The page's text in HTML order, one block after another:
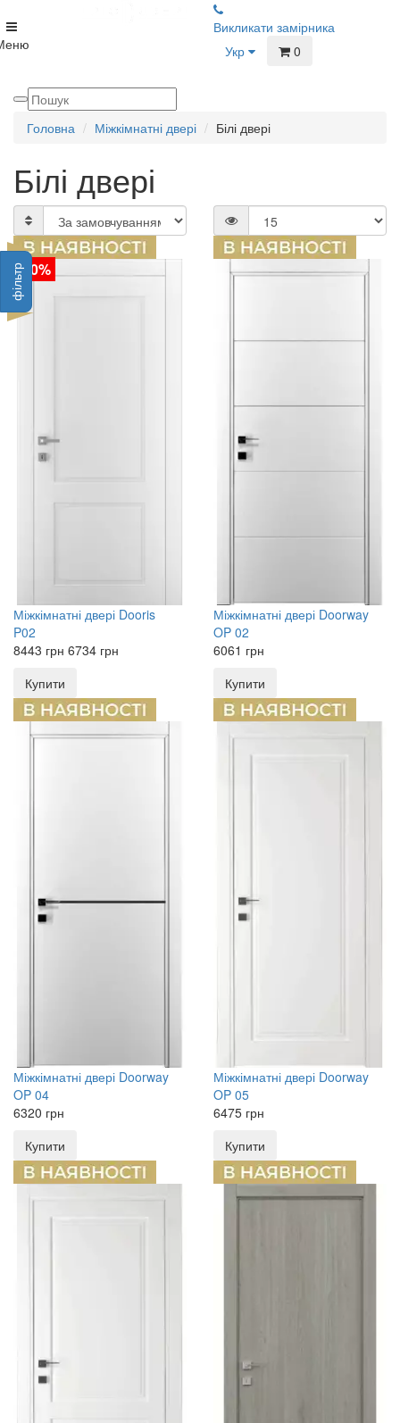
Викликати замірника
Укр
0
Головна Міжкімнатні двері Білі двері
Білі двері
-20%
Міжкімнатні двері Dooris
P02
8443 грн 6734 грн
Купити
Міжкімнатні двері Doorway
OP 02
6061 грн
Купити
Міжкімнатні двері Doorway
OP 04
6320 грн
Купити
Міжкімнатні двері Doorway
OP 05
6475 грн
Купити
фільтр